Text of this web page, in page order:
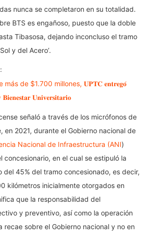
nunca se completaron en su totalidad.
BTS es engañoso, puesto que la doble
Tibasosa, dejando inconcluso el tramo
y del Acero’.
más de $1.700 millones, 𝐔𝐏𝐓𝐂 𝐞𝐧𝐭𝐫𝐞𝐠𝐨́
𝐔𝐧𝐢𝐯𝐞𝐫𝐬𝐢𝐭𝐚𝐫𝐢𝐨
señaló a través de los micrófonos de
en 2021, durante el Gobierno nacional de
Nacional de Infraestructura (ANI)
concesionario, en el cual se estipuló la
del 45% del tramo concesionado, es decir,
kilómetros inicialmente otorgados en
que la responsabilidad del
y preventivo, así como la operación
recae sobre el Gobierno nacional y no en